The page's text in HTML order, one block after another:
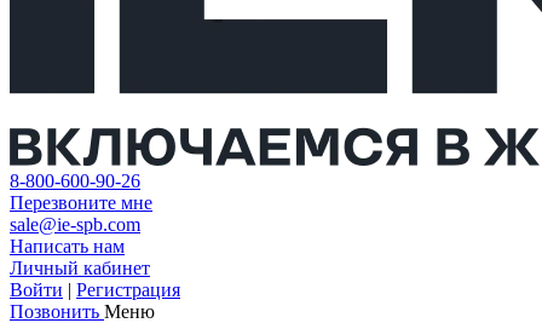
8-800-600-90-26
Перезвоните мне
sale@ie-spb.com
Написать нам
Личный кабинет
Войти | Регистрация
Позвонить Меню